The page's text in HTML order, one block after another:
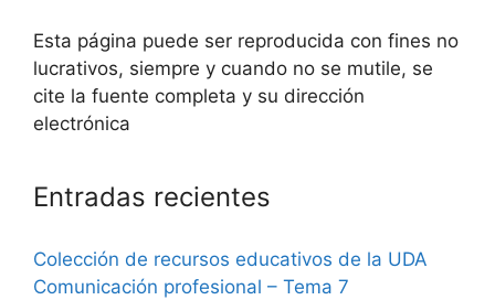
Esta página puede ser reproducida con fines no
lucrativos, siempre y cuando no se mutile, se
cite la fuente completa y su dirección
electrónica
Entradas recientes
Colección de recursos educativos de la UDA
Comunicación profesional – Tema 7